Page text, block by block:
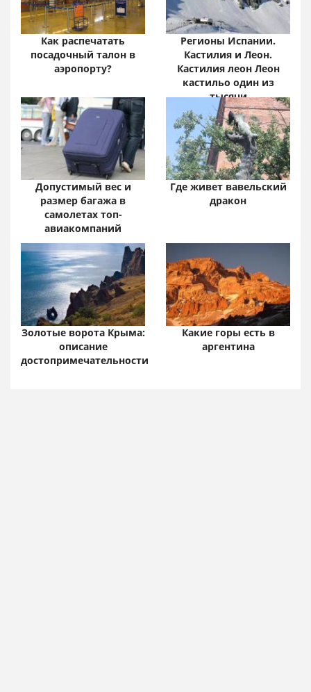
Как распечатать
посадочный талон в
аэропорту?
Регионы Испании.
Кастилия и Леон.
Кастилия леон Леон
кастильо один из
тысячи
Допустимый вес и
размер багажа в
самолетах топ-
авиакомпаний
Где живет вавельский
дракон
Золотые ворота Крыма:
описание
достопримечательности
Какие горы есть в
аргентина